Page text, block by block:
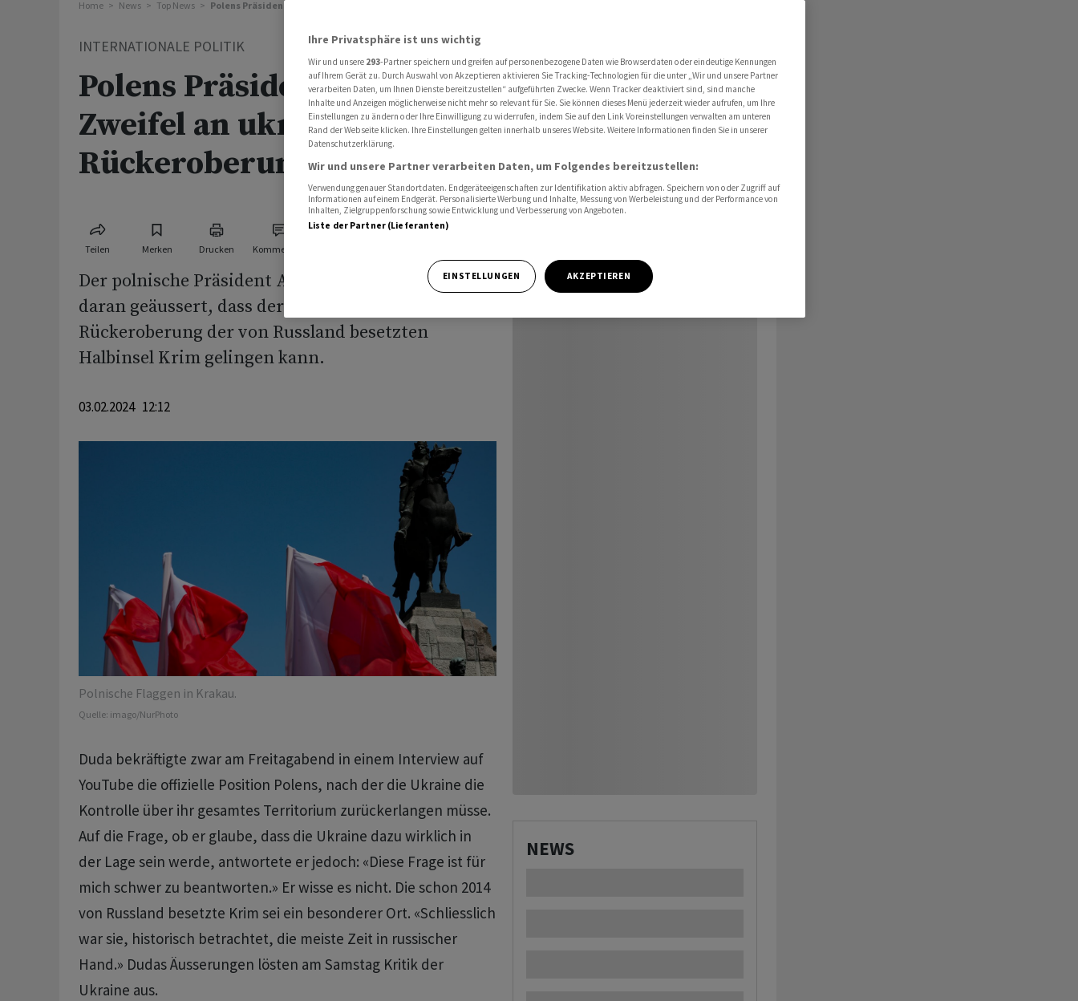
Home News Top News Polens Präsident äussert Zweifel an ukrainischer Rückeroberung der Krim
INTERNATIONALE POLITIK
Polens Präsident äussert
Zweifel an ukrainischer
Rückeroberung der Krim
Teilen Merken Drucken Kommentare
Der polnische Präsident Andrzej Duda hat Zweifel
daran geäussert, dass der Ukraine eine
Rückeroberung der von Russland besetzten
Halbinsel Krim gelingen kann.
03.02.2024 12:12
Polnische Flaggen in Krakau.
Quelle: imago/NurPhoto
Duda bekräftigte zwar am Freitagabend in einem Interview auf
YouTube die offizielle Position Polens, nach der die Ukraine die
Kontrolle über ihr gesamtes Territorium zurückerlangen müsse.
Auf die Frage, ob er glaube, dass die Ukraine dazu wirklich in
der Lage sein werde, antwortete er jedoch: «Diese Frage ist für
mich schwer zu beantworten.» Er wisse es nicht. Die schon 2014
von Russland besetzte Krim sei ein besonderer Ort. «Schliesslich
war sie, historisch betrachtet, die meiste Zeit in russischer
Hand.» Dudas Äusserungen lösten am Samstag Kritik der
Ukraine aus.
NEWS
Ihre Privatsphäre ist uns wichtig
Wir und unsere 293-Partner speichern und greifen auf personenbezogene Daten wie Browserdaten oder eindeutige Kennungen
auf Ihrem Gerät zu. Durch Auswahl von Akzeptieren aktivieren Sie Tracking-Technologien für die unter „Wir und unsere Partner
verarbeiten Daten, um Ihnen Dienste bereitzustellen“ aufgeführten Zwecke. Wenn Tracker deaktiviert sind, sind manche
Inhalte und Anzeigen möglicherweise nicht mehr so relevant für Sie. Sie können dieses Menü jederzeit wieder aufrufen, um Ihre
Einstellungen zu ändern oder Ihre Einwilligung zu widerrufen, indem Sie auf den Link Voreinstellungen verwalten am unteren
Rand der Webseite klicken. Ihre Einstellungen gelten innerhalb unseres Website. Weitere Informationen finden Sie in unserer
Datenschutzerklärung.
Wir und unsere Partner verarbeiten Daten, um Folgendes bereitzustellen:
Verwendung genauer Standortdaten. Endgeräteeigenschaften zur Identifikation aktiv abfragen. Speichern von oder Zugriff auf
Informationen auf einem Endgerät. Personalisierte Werbung und Inhalte, Messung von Werbeleistung und der Performance von
Inhalten, Zielgruppenforschung sowie Entwicklung und Verbesserung von Angeboten.
Liste der Partner (Lieferanten)
EINSTELLUNGEN AKZEPTIEREN